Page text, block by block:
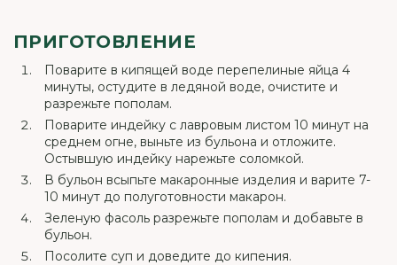
ПРИГОТОВЛЕНИЕ
Поварите в кипящей воде перепелиные яйца 4
минуты, остудите в ледяной воде, очистите и
разрежьте пополам.
Поварите индейку с лавровым листом 10 минут на
среднем огне, выньте из бульона и отложите.
Остывшую индейку нарежьте соломкой.
В бульон всыпьте макаронные изделия и варите 7-
10 минут до полуготовности макарон.
Зеленую фасоль разрежьте пополам и добавьте в
бульон.
Посолите суп и доведите до кипения.